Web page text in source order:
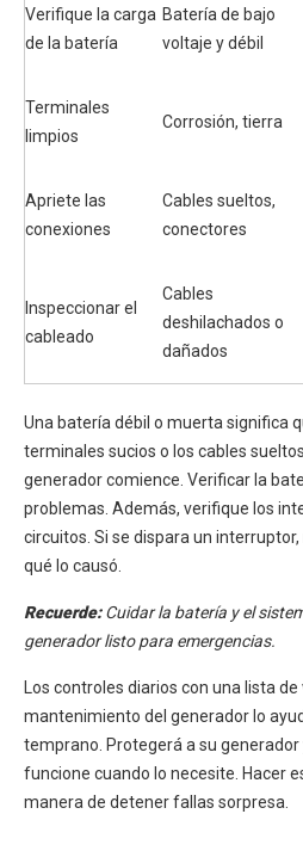
Verifique la carga
de la batería
Batería de bajo
voltaje y débil
Terminales
limpios
Corrosión, tierra
Apriete las
conexiones
Cables sueltos,
conectores
Inspeccionar el
cableado
Cables
deshilachados o
dañados
Una batería débil o muerta significa
terminales sucios o los cables
generador comience. Verificar la
problemas. Además, verifique los
circuitos. Si se dispara un
qué lo causó.
Recuerde:Cuidar la batería y el
generador listo para emergencias.
Los controles diarios con una lista
mantenimiento del generador lo
temprano. Protegerá a su generador
funcione cuando lo necesite. Hacer
manera de detener fallas sorpresa.